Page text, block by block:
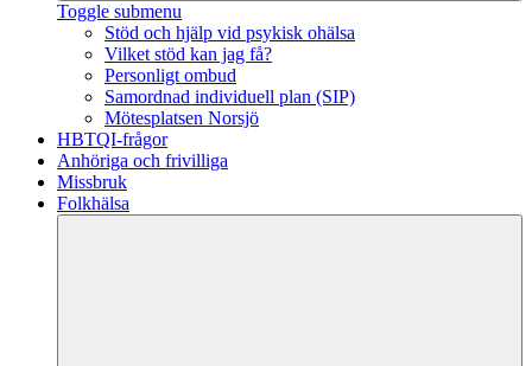
Toggle submenu
Stöd och hjälp vid psykisk ohälsa
Vilket stöd kan jag få?
Personligt ombud
Samordnad individuell plan (SIP)
Mötesplatsen Norsjö
HBTQI-frågor
Anhöriga och frivilliga
Missbruk
Folkhälsa